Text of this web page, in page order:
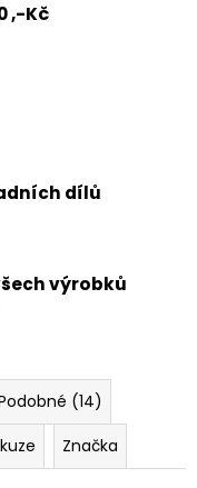
,-Kč
dílů
výrobků
(14)
Značka